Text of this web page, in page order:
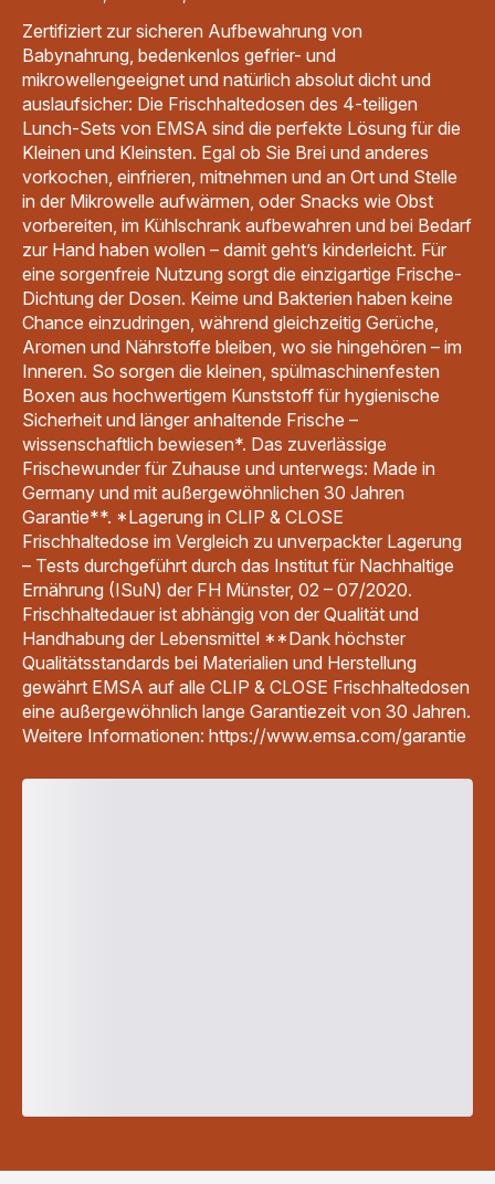
Zertifiziert zur sicheren Aufbewahrung von
Babynahrung, bedenkenlos gefrier- und
mikrowellengeeignet und natürlich absolut dicht und
auslaufsicher: Die Frischhaltedosen des 4-teiligen
Lunch-Sets von EMSA sind die perfekte Lösung für die
Kleinen und Kleinsten. Egal ob Sie Brei und anderes
vorkochen, einfrieren, mitnehmen und an Ort und Stelle
in der Mikrowelle aufwärmen, oder Snacks wie Obst
vorbereiten, im Kühlschrank aufbewahren und bei Bedarf
zur Hand haben wollen – damit geht’s kinderleicht. Für
eine sorgenfreie Nutzung sorgt die einzigartige Frische-
Dichtung der Dosen. Keime und Bakterien haben keine
Chance einzudringen, während gleichzeitig Gerüche,
Aromen und Nährstoffe bleiben, wo sie hingehören – im
Inneren. So sorgen die kleinen, spülmaschinenfesten
Boxen aus hochwertigem Kunststoff für hygienische
Sicherheit und länger anhaltende Frische –
wissenschaftlich bewiesen*. Das zuverlässige
Frischewunder für Zuhause und unterwegs: Made in
Germany und mit außergewöhnlichen 30 Jahren
Garantie**. *Lagerung in CLIP & CLOSE
Frischhaltedose im Vergleich zu unverpackter Lagerung
– Tests durchgeführt durch das Institut für Nachhaltige
Ernährung (ISuN) der FH Münster, 02 – 07/2020.
Frischhaltedauer ist abhängig von der Qualität und
Handhabung der Lebensmittel **Dank höchster
Qualitätsstandards bei Materialien und Herstellung
gewährt EMSA auf alle CLIP & CLOSE Frischhaltedosen
eine außergewöhnlich lange Garantiezeit von 30 Jahren.
Weitere Informationen: https://www.emsa.com/garantie